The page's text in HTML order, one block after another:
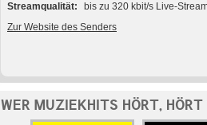
Streamqualität
bis zu 320 kbit/s Live-
Zur Website des Senders
WER MUZIEKHITS HÖRT, HÖRT